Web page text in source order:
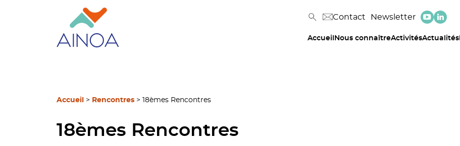
Contact Newsletter
Accueil Nous connaîtreActivitésActualités
Accueil > Rencontres > 18èmes Rencontres
18èmes Rencontres